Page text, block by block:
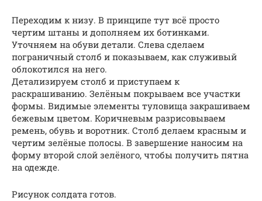
Переходим к низу. В принципе тут всё просто
чертим штаны и дополняем их ботинками.
Уточняем на обуви детали. Слева сделаем
пограничный столб и показываем, как служивый
облокотился на него.
Детализируем столб и приступаем к
раскрашиванию. Зелёным покрываем все участки
формы. Видимые элементы туловища закрашиваем
бежевым цветом. Коричневым разрисовываем
ремень, обувь и воротник. Столб делаем красным и
чертим зелёные полосы. В завершение наносим на
форму второй слой зелёного, чтобы получить пятна
на одежде.
Рисунок солдата готов.